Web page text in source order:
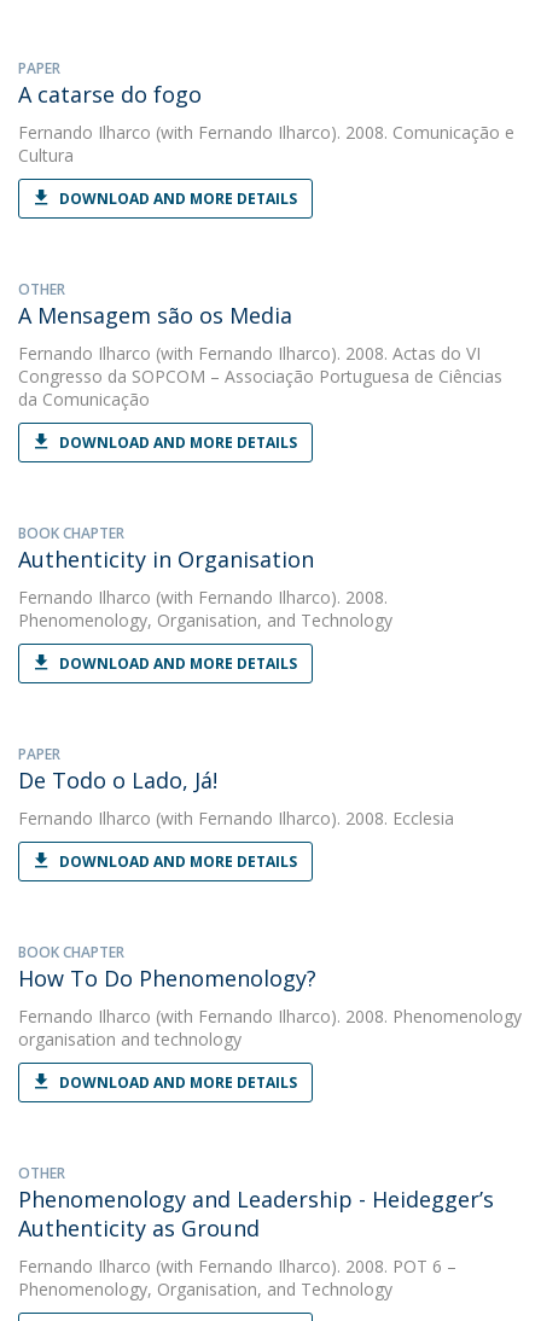
PAPER
A catarse do fogo
Fernando Ilharco (with Fernando Ilharco). 2008. Comunicação e
Cultura
DOWNLOAD AND MORE DETAILS
OTHER
A Mensagem são os Media
Fernando Ilharco (with Fernando Ilharco). 2008. Actas do VI
Congresso da SOPCOM – Associação Portuguesa de Ciências
da Comunicação
DOWNLOAD AND MORE DETAILS
BOOK CHAPTER
Authenticity in Organisation
Fernando Ilharco (with Fernando Ilharco). 2008.
Phenomenology, Organisation, and Technology
DOWNLOAD AND MORE DETAILS
PAPER
De Todo o Lado, Já!
Fernando Ilharco (with Fernando Ilharco). 2008. Ecclesia
DOWNLOAD AND MORE DETAILS
BOOK CHAPTER
How To Do Phenomenology?
Fernando Ilharco (with Fernando Ilharco). 2008. Phenomenology
organisation and technology
DOWNLOAD AND MORE DETAILS
OTHER
Phenomenology and Leadership - Heidegger’s
Authenticity as Ground
Fernando Ilharco (with Fernando Ilharco). 2008. POT 6 –
Phenomenology, Organisation, and Technology